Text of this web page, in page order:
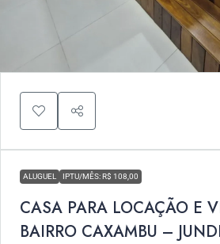
ALUGUEL IPTU/MÊS: R$ 108,00
CASA PARA LOCAÇÃO E
BAIRRO CAXAMBU –